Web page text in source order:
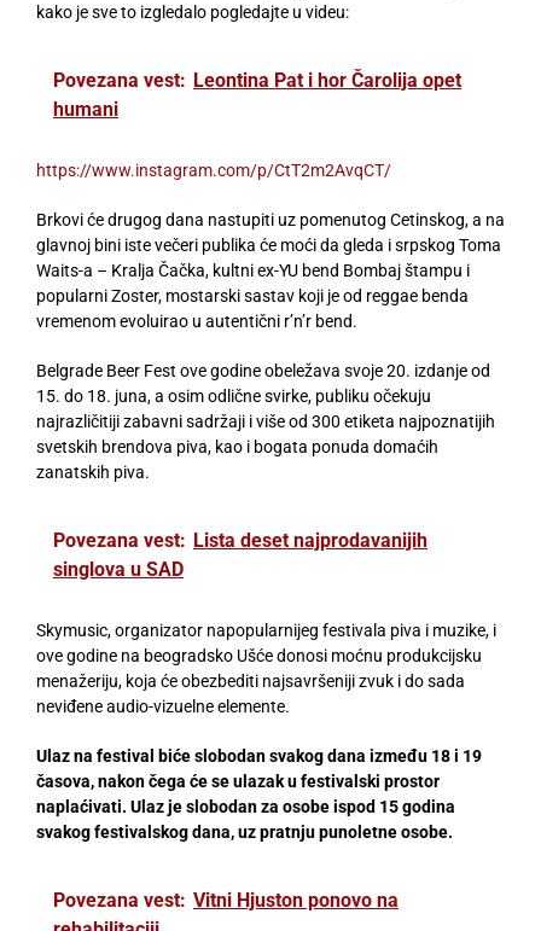
kako je sve to izgledalo pogledajte u videu:
Povezana vest: Leontina Pat i hor Čarolija opet
humani
https://www.instagram.com/p/CtT2m2AvqCT/
Brkovi će drugog dana nastupiti uz pomenutog Cetinskog, a na
glavnoj bini iste večeri publika će moći da gleda i srpskog Toma
Waits-a – Kralja Čačka, kultni ex-YU bend Bombaj štampu i
popularni Zoster, mostarski sastav koji je od reggae benda
vremenom evoluirao u autentični r’n’r bend.
Belgrade Beer Fest ove godine obeležava svoje 20. izdanje od
15. do 18. juna, a osim odlične svirke, publiku očekuju
najrazličitiji zabavni sadržaji i više od 300 etiketa najpoznatijih
svetskih brendova piva, kao i bogata ponuda domaćih
zanatskih piva.
Povezana vest: Lista deset najprodavanijih
singlova u SAD
Skymusic, organizator napopularnijeg festivala piva i muzike, i
ove godine na beogradsko Ušće donosi moćnu produkcijsku
menažeriju, koja će obezbediti najsavršeniji zvuk i do sada
neviđene audio-vizuelne elemente.
Ulaz na festival biće slobodan svakog dana između 18 i 19
časova,nakon čega će se ulazak u festivalski prostor
naplaćivati. Ulaz je slobodan za osobe ispod 15 godina
svakog festivalskog dana, uz pratnju punoletne osobe.
Povezana vest: Vitni Hjuston ponovo na